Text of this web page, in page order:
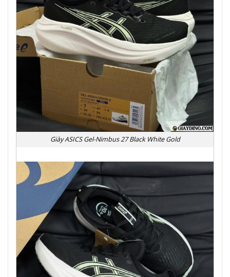
Giày ASICS Gel-Nimbus 27 Black White Gold